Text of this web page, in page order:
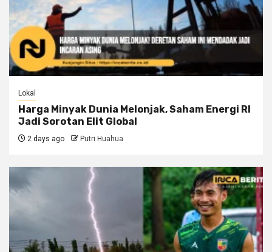
Lokal
Harga Minyak Dunia Melonjak, Saham Energi RI
Jadi Sorotan Elit Global
2 days ago Putri Huahua